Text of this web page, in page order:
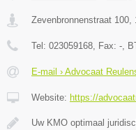
Zevenbronnenstraat 100
Tel: 023059168 , Fax: - ,
E-mail › Advocaat
Website: https://
Uw KMO optimaal